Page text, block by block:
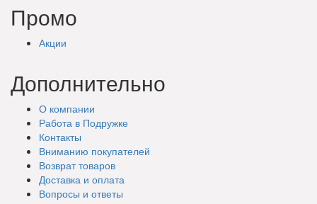
Промо
Акции
Дополнительно
О компании
Работа в Подружке
Контакты
Вниманию покупателей
Возврат товаров
Доставка и оплата
Вопросы и ответы